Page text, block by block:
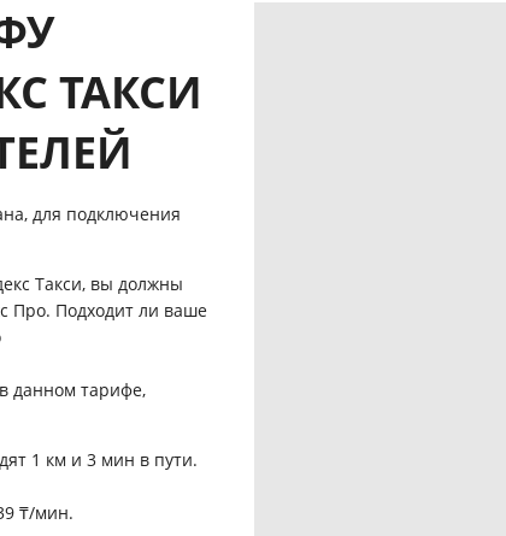
ТАКСИ
для подключения
Такси, вы должны
Про. Подходит ли ваше
данном тарифе,
1 км и 3 мин в пути.
₸/мин.